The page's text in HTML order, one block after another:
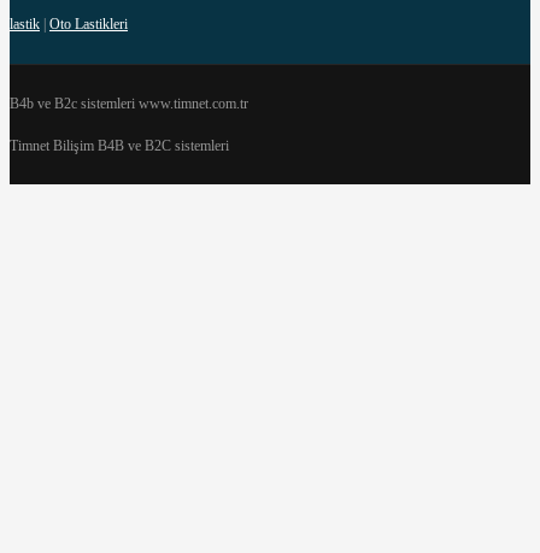
lastik Oto Lastikleri
B4b ve B2c sistemleri www.timnet.com.tr
Timnet Bilişim B4B ve B2C sistemleri